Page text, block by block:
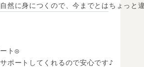
然に身につくので、今までとはちょっと
ト◎
ポートしてくれるので安心です♪